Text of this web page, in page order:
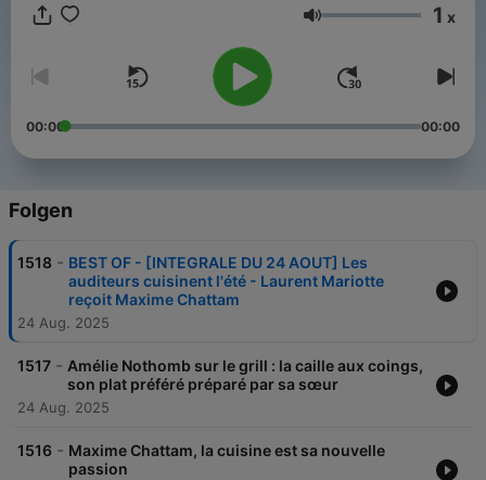
Lautstärke 1 x
00:00 00:00
Folgen
1518 - BEST OF - [INTEGRALE DU 24 AOUT] Les
auditeurs cuisinent l'été - Laurent Mariotte
reçoit Maxime Chattam
24 Aug. 2025
1517 - Amélie Nothomb sur le grill : la caille aux coings,
son plat préféré préparé par sa sœur
24 Aug. 2025
1516 - Maxime Chattam, la cuisine est sa nouvelle
passion